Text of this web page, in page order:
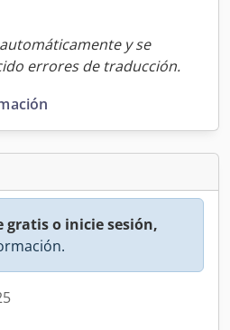
y se
errores de traducción.
gratis o inicie sesión,